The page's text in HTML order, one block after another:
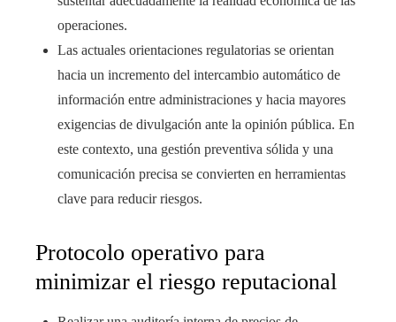
operaciones.
Las actuales orientaciones regulatorias se orientan
hacia un incremento del intercambio automático de
información entre administraciones y hacia mayores
exigencias de divulgación ante la opinión pública. En
este contexto, una gestión preventiva sólida y una
comunicación precisa se convierten en herramientas
clave para reducir riesgos.
Protocolo operativo para
minimizar el riesgo reputacional